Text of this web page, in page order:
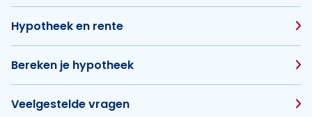
Hypotheek en rente
Bereken je hypotheek
Veelgestelde vragen